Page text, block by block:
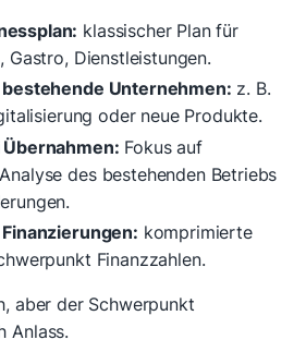
klassischer Plan für
Gastro, Dienstleistungen.
Unternehmen: z. B.
oder neue Produkte.
Fokus auf
des bestehenden Betriebs
komprimierte
Finanzzahlen.
aber der Schwerpunkt
Anlass.